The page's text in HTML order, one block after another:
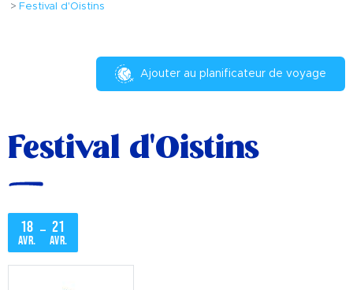
Festival d'Oistins
Ajouter au planificateur de voyage
Festival d'Oistins
18
avr.
– 21
avr.